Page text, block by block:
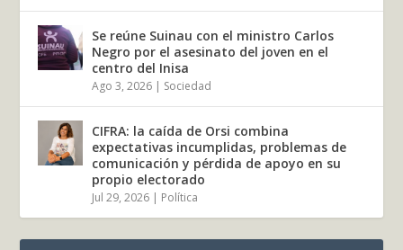
Se reúne Suinau con el ministro Carlos
Negro por el asesinato del joven en el
centro del Inisa
Ago 3, 2026 | Sociedad
CIFRA: la caída de Orsi combina
expectativas incumplidas, problemas de
comunicación y pérdida de apoyo en su
propio electorado
Jul 29, 2026 | Política